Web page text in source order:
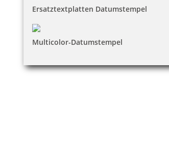
Ersatztextplatten Datumstempel
Multicolor-Datumstempel